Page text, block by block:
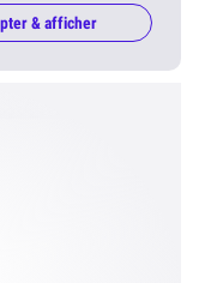
& afficher